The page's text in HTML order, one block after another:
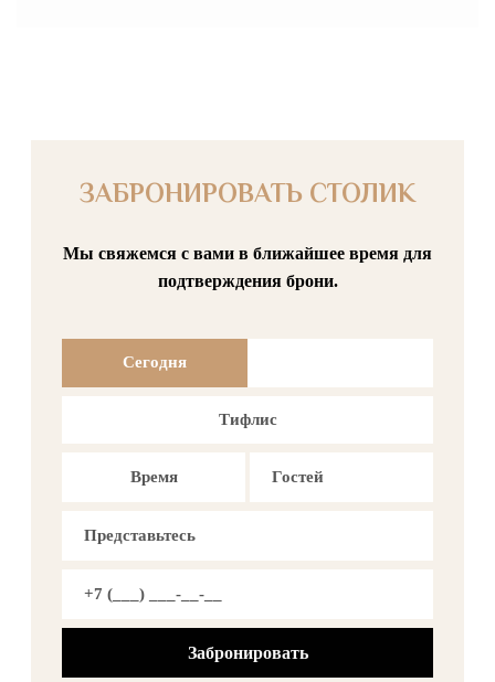
ЗАБРОНИРОВАТЬ СТОЛИК
Мы свяжемся с вами в ближайшее время для
подтверждения брони.
Сегодня
Тифлис
Время